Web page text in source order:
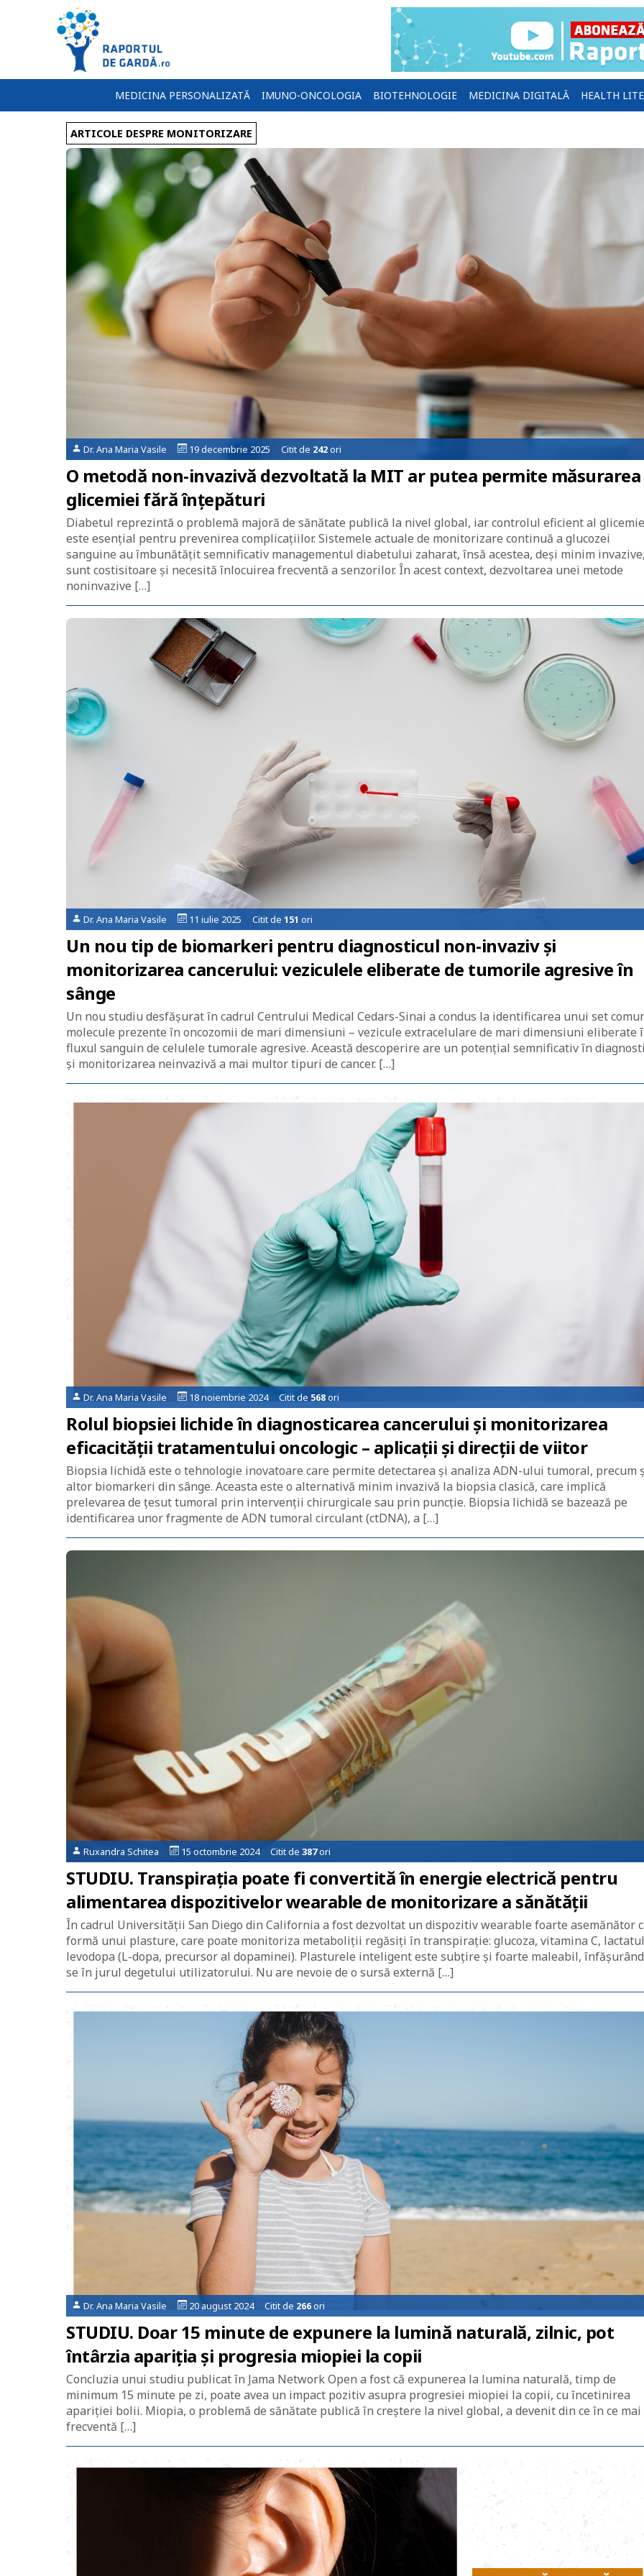
MEDICINA PERSONALIZATĂ IMUNO-ONCOLOGIA BIOTEHNOLOGIE MEDICINA DIGITALĂ HEALTH
ARTICOLE DESPRE MONITORIZARE
Dr. Ana Maria Vasile 19 decembrie 2025 Citit de 242ori
O metodă non-invazivă dezvoltată la MIT ar putea permite măsurarea
glicemiei fără înțepături
Diabetul reprezintă o problemă majoră de sănătate publică la nivel global, iar controlul eficient al
este esențial pentru prevenirea complicațiilor. Sistemele actuale de monitorizare continuă a glucozei
sanguine au îmbunătățit semnificativ managementul diabetului zaharat, însă acestea, deși minim
sunt costisitoare și necesită înlocuirea frecventă a senzorilor. În acest context, dezvoltarea unei metode
noninvazive […]
Dr. Ana Maria Vasile 11 iulie 2025 Citit de 151 ori
Un nou tip de biomarkeri pentru diagnosticul non-invaziv și
monitorizarea cancerului: veziculele eliberate de tumorile agresive în
sânge
Un nou studiu desfășurat în cadrul Centrului Medical Cedars-Sinai a condus la identificarea unui set
molecule prezente în oncozomii de mari dimensiuni – vezicule extracelulare de mari dimensiuni eliberate
fluxul sanguin de celulele tumorale agresive. Această descoperire are un potențial semnificativ în
și monitorizarea neinvazivă a mai multor tipuri de cancer. […]
Dr. Ana Maria Vasile 18 noiembrie 2024 Citit de 568ori
Rolul biopsiei lichide în diagnosticarea cancerului și monitorizarea
eficacității tratamentului oncologic – aplicații și direcții de viitor
Biopsia lichidă este o tehnologie inovatoare care permite detectarea și analiza ADN-ului tumoral, precum
altor biomarkeri din sânge. Aceasta este o alternativă minim invazivă la biopsia clasică, care implică
prelevarea de țesut tumoral prin intervenții chirurgicale sau prin puncție. Biopsia lichidă se bazează pe
identificarea unor fragmente de ADN tumoral circulant (ctDNA), a […]
Ruxandra Schitea 15 octombrie 2024 Citit de 387ori
STUDIU. Transpirația poate fi convertită în energie electrică pentru
alimentarea dispozitivelor wearable de monitorizare a sănătății
În cadrul Universității San Diego din California a fost dezvoltat un dispozitiv wearable foarte asemănător
formă unui plasture, care poate monitoriza metaboliții regăsiți în transpirație: glucoza, vitamina C,
levodopa (L-dopa, precursor al dopaminei). Plasturele inteligent este subțire și foarte maleabil,
se în jurul degetului utilizatorului. Nu are nevoie de o sursă externă […]
Dr. Ana Maria Vasile 20 august 2024 Citit de 266ori
STUDIU. Doar 15 minute de expunere la lumină naturală, zilnic, pot
întârzia apariția și progresia miopiei la copii
Concluzia unui studiu publicat în Jama Network Open a fost că expunerea la lumina naturală, timp de
minimum 15 minute pe zi, poate avea un impact pozitiv asupra progresiei miopiei la copii, cu încetinirea
apariției bolii. Miopia, o problemă de sănătate publică în creștere la nivel global, a devenit din ce în ce mai
frecventă […]